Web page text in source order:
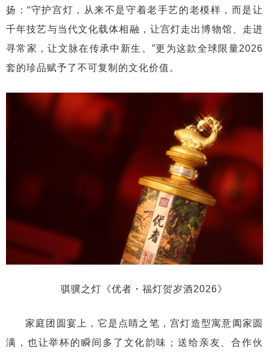
扬：“守护宫灯，从来不是守着老手艺的老模样，而是让
千年技艺与当代文化载体相融，让宫灯走出博物馆、走进
寻常家，让文脉在传承中新生。”更为这款全球限量2026
套的珍品赋予了不可复制的文化价值。
骐骥之灯《优者・福灯贺岁酒2026》
家庭团圆宴上，它是点睛之笔，宫灯造型寓意阖家圆
满，也让举杯的瞬间多了文化韵味；送给亲友、合作伙